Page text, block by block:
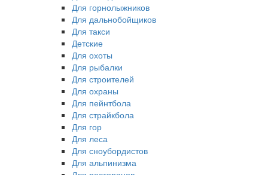
Для горнолыжников
Для дальнобойщиков
Для такси
Детские
Для охоты
Для рыбалки
Для строителей
Для охраны
Для пейнтбола
Для страйкбола
Для гор
Для леса
Для сноубордистов
Для альпинизма